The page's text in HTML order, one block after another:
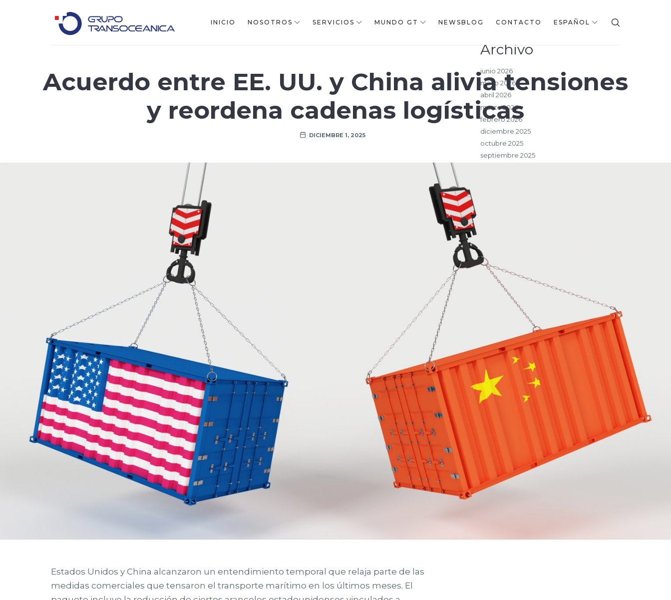
INICIO NOSOTROS SERVICIOS MUNDO GT NEWSBLOG CONTACTO ESPAÑOL
Acuerdo entre EE. UU. y China alivia tensiones
y reordena cadenas logísticas
DICIEMBRE 1, 2025
Estados Unidos y China alcanzaron un entendimiento temporal que relaja parte de las
medidas comerciales que tensaron el transporte marítimo en los últimos meses. El
Archivo
junio 2026
mayo 2026
abril 2026
marzo 2026
febrero 2026
diciembre 2025
octubre 2025
septiembre 2025
Categoría
Noticias Transoceanica
Uncategorized